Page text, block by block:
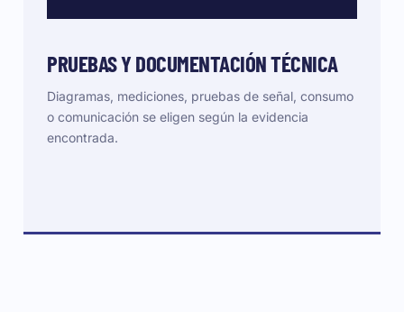
PRUEBAS Y DOCUMENTACIÓN TÉCNICA
Diagramas, mediciones, pruebas de señal, consumo
o comunicación se eligen según la evidencia
encontrada.